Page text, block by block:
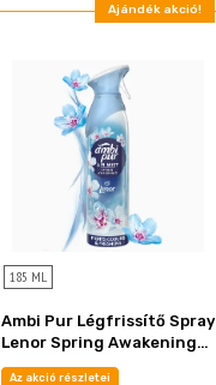
Ajándék akció!
185 ML
Ambi Pur Légfrissítő Spray
Lenor Spring Awakening
185 ml
Az akció részletei